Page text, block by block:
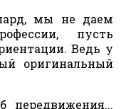
мы не даем
пусть
Ведь у
оригинальный
передвижения...